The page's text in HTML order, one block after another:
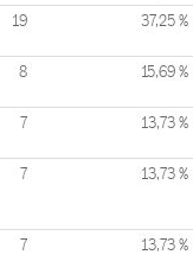
19 37,25 %
8 15,69 %
7 13,73 %
7 13,73 %
7 13,73 %